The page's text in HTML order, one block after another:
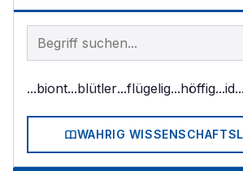
Begriff im Lexikon suchen
...biont...blütler...flügelig...höffig...id
WAHRIG